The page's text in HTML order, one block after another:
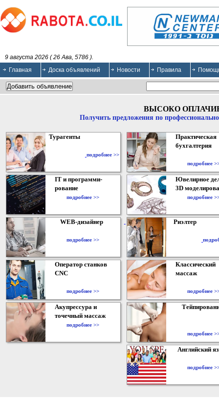
9 августа 2026 ( 26 Ава, 5786 ).
Главная
Доска объявлений Новости Правила
ВЫСОКО
Получить предложения по
Турагенты
подробнее >>
Практическая
бухгалтерия
подробнее
IT и программи-
рование
подробнее >>
Ювелирное
3D
подробнее
WEB-дизайнер
подробнее >>
Риэлтер
Оператор станков
CNC
подробнее >>
Классический
массаж
подробнее
Акупрессура и
точечный массаж
подробнее >>
подробнее
Английский
подробнее